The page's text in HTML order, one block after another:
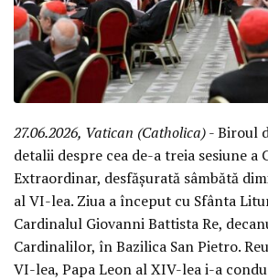
27.06.2026, Vatican (Catholica)- Biroul
detalii despre cea de-a treia sesiune a
Extraordinar, desfășurată sâmbătă
al VI-lea. Ziua a început cu Sfânta
Cardinalul Giovanni Battista Re,
Cardinalilor, în Bazilica San Pietro.
VI-lea, Papa Leon al XIV-lea i-a